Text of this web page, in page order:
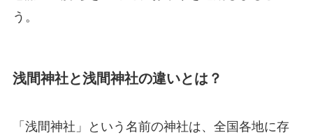
う。
浅間神社と浅間神社の違いとは？
「浅間神社」という名前の神社は、全国各地に存